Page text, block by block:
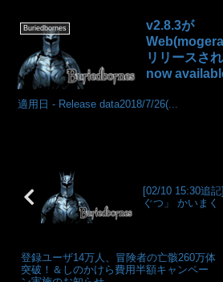
Buriedbornes
v2.8.3が
リリースさ
now
適用日 - Release data2018/7/26(...
[02/10 15:30追
ぐつ」 かいまく
登録ユーザ14万人、冒険者の亡骸260万体
突破！＆しのかけら費用半額キャンペー